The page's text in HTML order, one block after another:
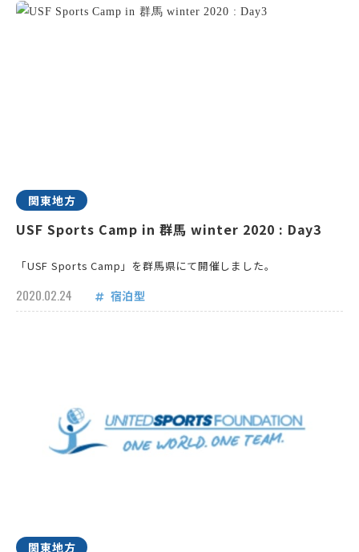
関東地方
USF Sports Camp in 群馬 winter 2020 : Day3
「USF Sports Camp」を群馬県にて開催しました。
2020.02.24 宿泊型
関東地方